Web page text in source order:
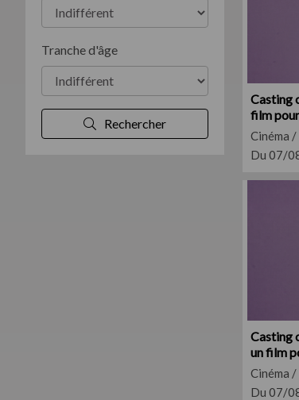
Tranche d'âge
Rechercher
Casting
film
Cinéma
Du 07/
Casting
un film
Cinéma
Du 07/